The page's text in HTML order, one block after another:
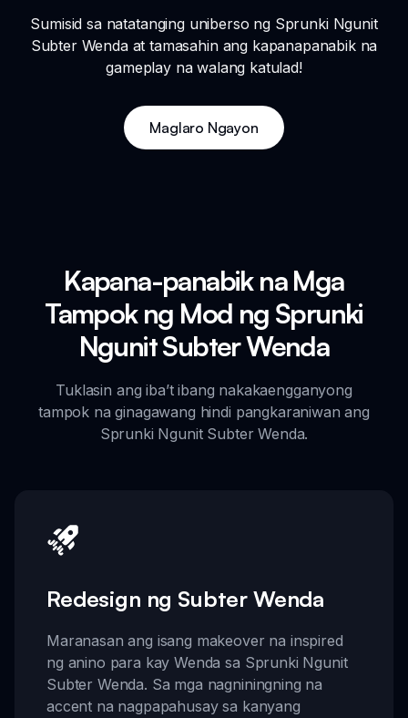
Sumisid sa natatanging uniberso ng Sprunki Ngunit
Subter Wenda at tamasahin ang kapanapanabik na
gameplay na walang katulad!
Maglaro Ngayon
Kapana-panabik na Mga
Tampok ng Mod ng Sprunki
Ngunit Subter Wenda
Tuklasin ang iba’t ibang nakakaengganyong
tampok na ginagawang hindi pangkaraniwan ang
Sprunki Ngunit Subter Wenda.
Redesign ng Subter Wenda
Maranasan ang isang makeover na inspired
ng anino para kay Wenda sa Sprunki Ngunit
Subter Wenda. Sa mga nagniningning na
accent na nagpapahusay sa kanyang